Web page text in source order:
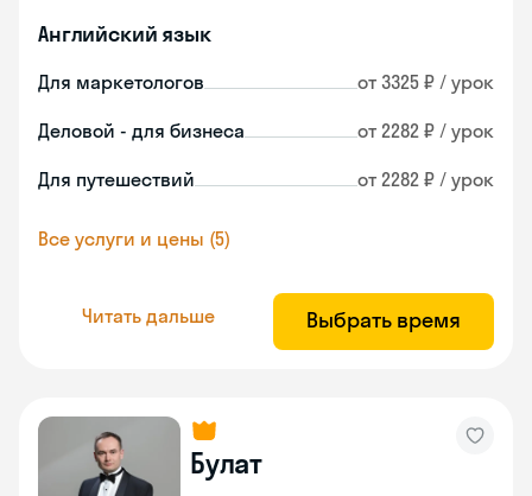
Английский язык
Для маркетологов от 3325 ₽ / урок
Деловой - для бизнеса от 2282 ₽ / урок
Для путешествий от 2282 ₽ / урок
Все услуги и цены (5)
Читать дальше Выбрать время
Булат